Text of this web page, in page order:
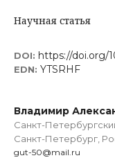
Научная статья
DOI: https://doi.org/
EDN: YTSRHF
Владимир
Санкт-
Санкт-Петербург,
gut-50@mail.ru